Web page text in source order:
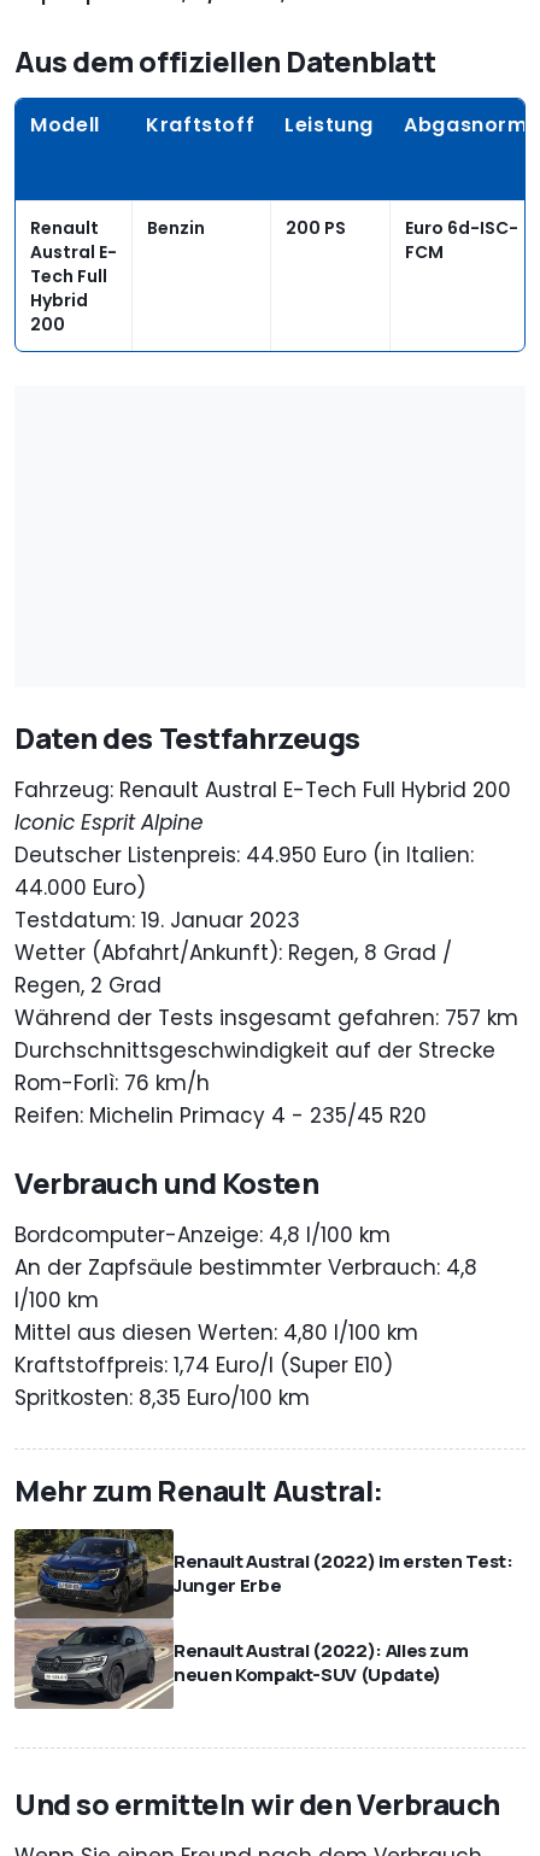
Aus dem offiziellen Datenblatt
Modell Kraftstoff Leistung Abgasnorm
Renault
Austral E-
Tech Full
Hybrid
200
Benzin 200 PS
Euro 6d-ISC-
FCM
Daten des Testfahrzeugs
Fahrzeug: Renault Austral E-Tech Full Hybrid 200
Iconic Esprit Alpine
Deutscher Listenpreis: 44.950 Euro (in Italien:
44.000 Euro)
Testdatum: 19. Januar 2023
Wetter (Abfahrt/Ankunft): Regen, 8 Grad /
Regen, 2 Grad
Während der Tests insgesamt gefahren: 757 km
Durchschnittsgeschwindigkeit auf der Strecke
Rom-Forlì: 76 km/h
Reifen: Michelin Primacy 4 - 235/45 R20
Verbrauch und Kosten
Bordcomputer-Anzeige: 4,8 l/100 km
An der Zapfsäule bestimmter Verbrauch: 4,8
l/100 km
Mittel aus diesen Werten: 4,80 l/100 km
Kraftstoffpreis: 1,74 Euro/l (Super E10)
Spritkosten: 8,35 Euro/100 km
Mehr zum Renault Austral:
Renault Austral (2022) im ersten Test:
Junger Erbe
Renault Austral (2022): Alles zum
neuen Kompakt-SUV (Update)
Und so ermitteln wir den Verbrauch